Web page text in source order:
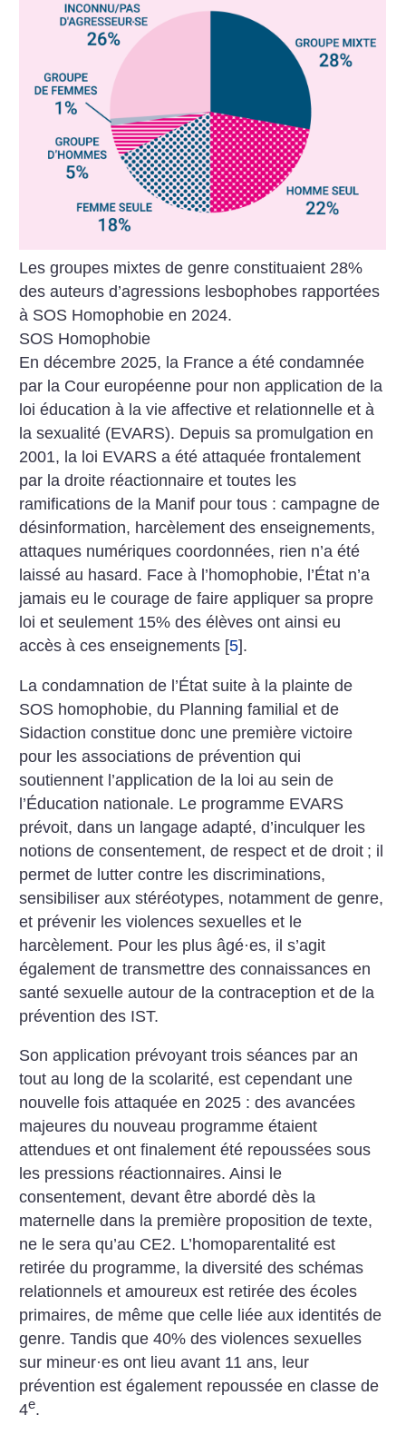
Les groupes mixtes de genre constituaient 28%
des auteurs d’agressions lesbophobes rapportées
à SOS Homophobie en 2024.
SOS Homophobie
En décembre 2025, la France a été condamnée
par la Cour européenne pour non application de la
loi éducation à la vie affective et relationnelle et à
la sexualité (EVARS). Depuis sa promulgation en
2001, la loi EVARS a été attaquée frontalement
par la droite réactionnaire et toutes les
ramifications de la Manif pour tous : campagne de
désinformation, harcèlement des enseignements,
attaques numériques coordonnées, rien n’a été
laissé au hasard. Face à l’homophobie, l’État n’a
jamais eu le courage de faire appliquer sa propre
loi et seulement 15% des élèves ont ainsi eu
accès à ces enseignements [5].
La condamnation de l’État suite à la plainte de
SOS homophobie, du Planning familial et de
Sidaction constitue donc une première victoire
pour les associations de prévention qui
soutiennent l’application de la loi au sein de
l’Éducation nationale. Le programme EVARS
prévoit, dans un langage adapté, d’inculquer les
notions de consentement, de respect et de droit ; il
permet de lutter contre les discriminations,
sensibiliser aux stéréotypes, notamment de genre,
et prévenir les violences sexuelles et le
harcèlement. Pour les plus âgé·es, il s’agit
également de transmettre des connaissances en
santé sexuelle autour de la contraception et de la
prévention des IST.
Son application prévoyant trois séances par an
tout au long de la scolarité, est cependant une
nouvelle fois attaquée en 2025 : des avancées
majeures du nouveau programme étaient
attendues et ont finalement été repoussées sous
les pressions réactionnaires. Ainsi le
consentement, devant être abordé dès la
maternelle dans la première proposition de texte,
ne le sera qu’au CE2. L’homoparentalité est
retirée du programme, la diversité des schémas
relationnels et amoureux est retirée des écoles
primaires, de même que celle liée aux identités de
genre. Tandis que 40% des violences sexuelles
sur mineur·es ont lieu avant 11 ans, leur
prévention est également repoussée en classe de
4e.